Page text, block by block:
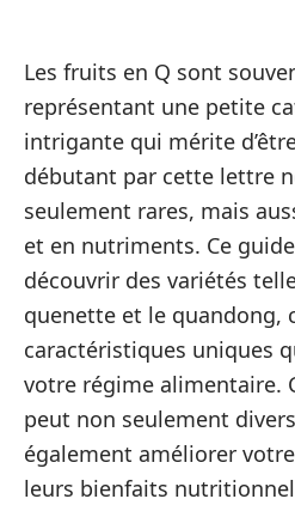
Les fruits en Q sont
représentant une petite
intrigante qui mérite
débutant par cette lettre
seulement rares, mais
et en nutriments. Ce
découvrir des variétés
quenette et le quandong,
caractéristiques uniques
votre régime alimentaire.
peut non seulement
également améliorer
leurs bienfaits